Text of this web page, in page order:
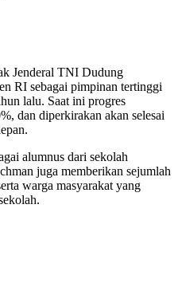
Jenderal TNI Dudung
RI sebagai pimpinan tertinggi
lalu. Saat ini progres
dan diperkirakan akan selesai
alumnus dari sekolah
juga memberikan sejumlah
warga masyarakat yang